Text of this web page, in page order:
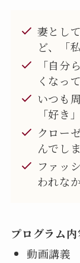
妻とし
ど、「
「自分
くなっ
いつも
「好き
クロー
んでし
ファッ
われな
プログラム
動画講義